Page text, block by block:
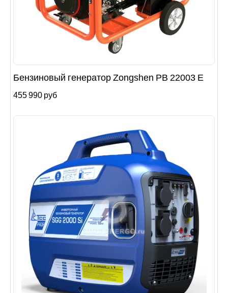
Бензиновый генератор Zongshen PB 22003 E
455 990 руб